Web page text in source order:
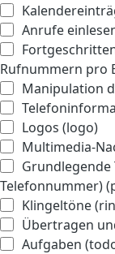
Anrufe
Rufnummern pro
Manipulation
Logos (logo)
Multimedia-
Telefonnummer)
Klingeltöne
Übertragen
Aufgaben